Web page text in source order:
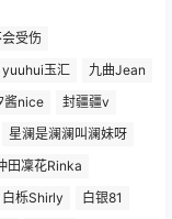
受伤
yuuhui玉汇
九曲Jean
酱nice
封疆疆v
星澜是澜澜叫澜妹呀
田凜花Rinka
白栎Shirly
白银81